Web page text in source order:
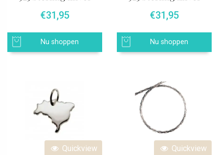
€31,95
Nu shoppen
€31,95
Nu shoppen
Quickview Quickview